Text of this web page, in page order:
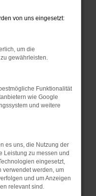
eine
Ford
Neuwagen.
in
und deren
Nach meist
aussortiert
Die
und so ließe
von uns eingesetzt:
um die
gewährleisten.
Funktionalität
wie Google
und weitere
es uns, die Nutzung der
Leistung zu messen und
eingesetzt,
verwendet werden, um
und um Anzeigen
relevant sind.